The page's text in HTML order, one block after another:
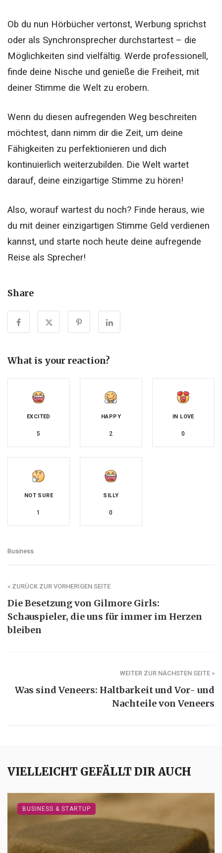
Ob du nun Hörbücher vertonst, Werbung sprichst
oder als Synchronsprecher durchstartest – die
Möglichkeiten sind vielfältig. Werde professionell,
finde deine Nische und genieße die Freiheit, mit
deiner Stimme die Welt zu erobern.
Wenn du diesen aufregenden Weg beschreiten
möchtest, dann nimm dir die Zeit, um deine
Fähigkeiten zu perfektionieren und dich
kontinuierlich weiterzubilden. Die Welt wartet
darauf, deine einzigartige Stimme zu hören!
Also, worauf wartest du noch? Finde heraus, wie
du mit deiner einzigartigen Stimme Geld verdienen
kannst, und starte noch heute deine aufregende
Reise als Sprecher!
Share
What is your reaction?
EXCITED
5
HAPPY
2
IN LOVE
0
NOT SURE
1
SILLY
0
Business
« ZURÜCK ZUR VORHERIGEN SEITE
Die Besetzung von Gilmore Girls:
Schauspieler, die uns für immer im Herzen
bleiben
WEITER ZUR NÄCHSTEN SEITE »
Was sind Veneers: Haltbarkeit und Vor- und
Nachteile von Veneers
VIELLEICHT GEFÄLLT DIR AUCH
BUSINESS & STARTUP